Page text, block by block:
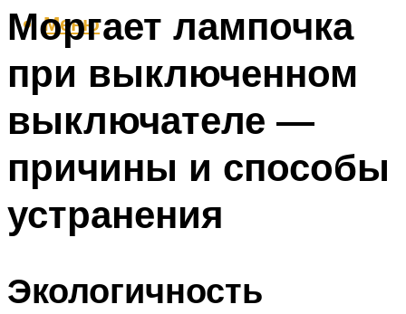
Меню
Моргает лампочка
при выключенном
выключателе —
причины и способы
устранения
Экологичность